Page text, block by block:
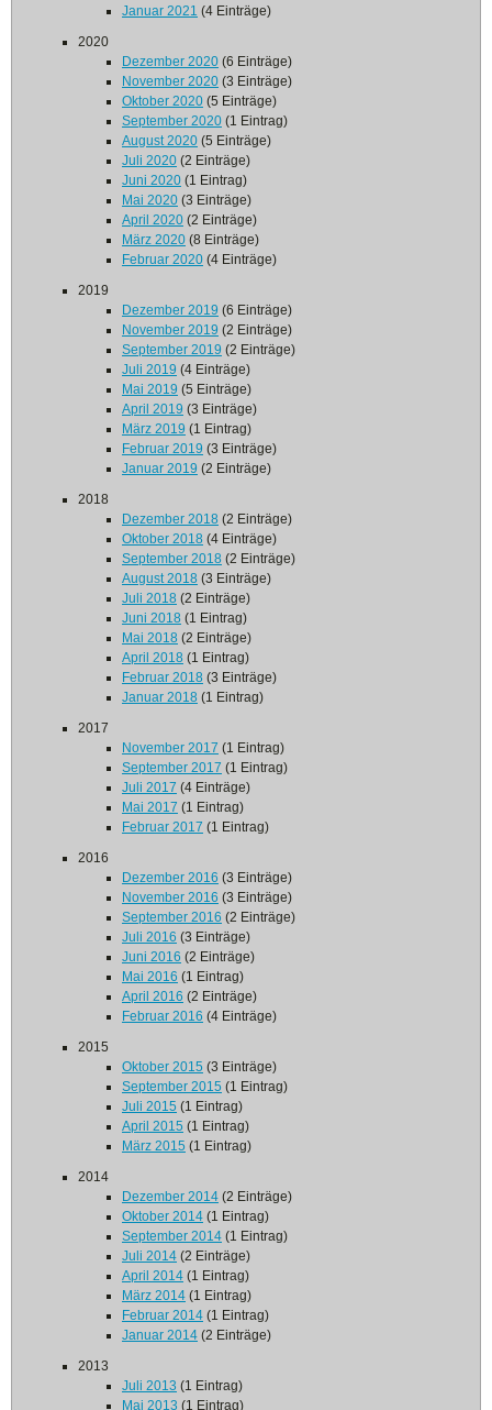
Januar 2021 (4 Einträge)
2020
Dezember 2020 (6 Einträge)
November 2020 (3 Einträge)
Oktober 2020 (5 Einträge)
September 2020 (1 Eintrag)
August 2020 (5 Einträge)
Juli 2020 (2 Einträge)
Juni 2020 (1 Eintrag)
Mai 2020 (3 Einträge)
April 2020 (2 Einträge)
März 2020 (8 Einträge)
Februar 2020 (4 Einträge)
2019
Dezember 2019 (6 Einträge)
November 2019 (2 Einträge)
September 2019 (2 Einträge)
Juli 2019 (4 Einträge)
Mai 2019 (5 Einträge)
April 2019 (3 Einträge)
März 2019 (1 Eintrag)
Februar 2019 (3 Einträge)
Januar 2019 (2 Einträge)
2018
Dezember 2018 (2 Einträge)
Oktober 2018 (4 Einträge)
September 2018 (2 Einträge)
August 2018 (3 Einträge)
Juli 2018 (2 Einträge)
Juni 2018 (1 Eintrag)
Mai 2018 (2 Einträge)
April 2018 (1 Eintrag)
Februar 2018 (3 Einträge)
Januar 2018 (1 Eintrag)
2017
November 2017 (1 Eintrag)
September 2017 (1 Eintrag)
Juli 2017 (4 Einträge)
Mai 2017 (1 Eintrag)
Februar 2017 (1 Eintrag)
2016
Dezember 2016 (3 Einträge)
November 2016 (3 Einträge)
September 2016 (2 Einträge)
Juli 2016 (3 Einträge)
Juni 2016 (2 Einträge)
Mai 2016 (1 Eintrag)
April 2016 (2 Einträge)
Februar 2016 (4 Einträge)
2015
Oktober 2015 (3 Einträge)
September 2015 (1 Eintrag)
Juli 2015 (1 Eintrag)
April 2015 (1 Eintrag)
März 2015 (1 Eintrag)
2014
Dezember 2014 (2 Einträge)
Oktober 2014 (1 Eintrag)
September 2014 (1 Eintrag)
Juli 2014 (2 Einträge)
April 2014 (1 Eintrag)
März 2014 (1 Eintrag)
Februar 2014 (1 Eintrag)
Januar 2014 (2 Einträge)
2013
Juli 2013 (1 Eintrag)
Mai 2013 (1 Eintrag)